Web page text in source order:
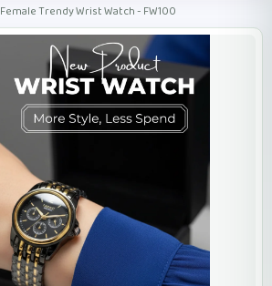
Female Trendy Wrist Watch - FW100